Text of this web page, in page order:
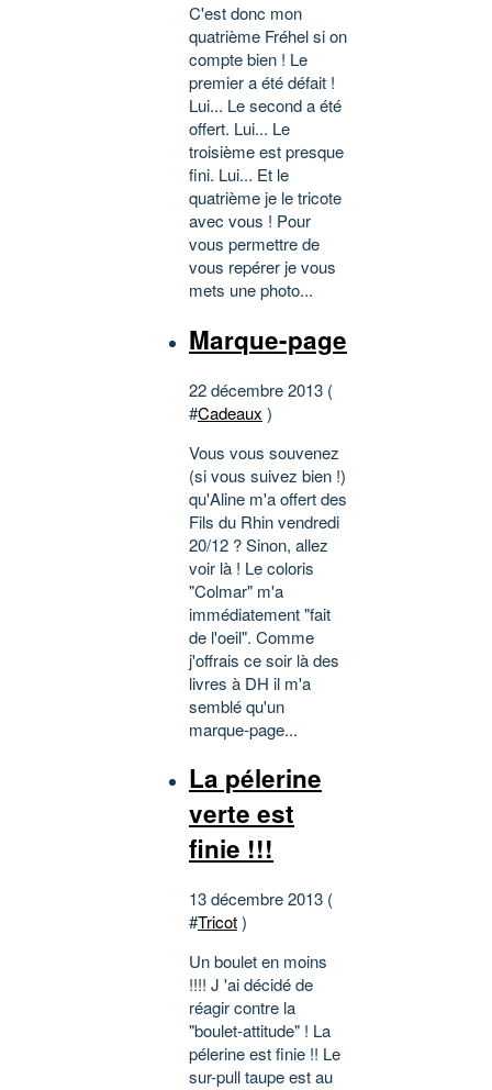
C'est donc mon
quatrième Fréhel si on
compte bien ! Le
premier a été défait !
Lui... Le second a été
offert. Lui... Le
troisième est presque
fini. Lui... Et le
quatrième je le tricote
avec vous ! Pour
vous permettre de
vous repérer je vous
mets une photo...
Marque-page
22 décembre 2013 (
#Cadeaux )
Vous vous souvenez
(si vous suivez bien !)
qu'Aline m'a offert des
Fils du Rhin vendredi
20/12 ? Sinon, allez
voir là ! Le coloris
"Colmar" m'a
immédiatement "fait
de l'oeil". Comme
j'offrais ce soir là des
livres à DH il m'a
semblé qu'un
marque-page...
La pélerine
verte est
finie !!!
13 décembre 2013 (
#Tricot)
Un boulet en moins
!!!! J 'ai décidé de
réagir contre la
"boulet-attitude" ! La
pélerine est finie !! Le
sur-pull taupe est au